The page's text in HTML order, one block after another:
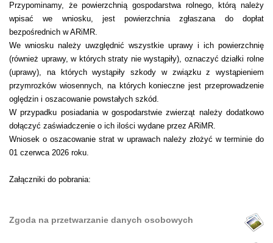
Przypominamy, że powierzchnią gospodarstwa rolnego, którą należy
wpisać we wniosku, jest powierzchnia zgłaszana do dopłat
bezpośrednich w ARiMR.
We wniosku należy uwzględnić wszystkie uprawy i ich powierzchnię
(również uprawy, w których straty nie wystąpiły), oznaczyć działki rolne
(uprawy), na których wystąpiły szkody w związku z wystąpieniem
przymrozków wiosennych, na których konieczne jest przeprowadzenie
oględzin i oszacowanie powstałych szkód.
W przypadku posiadania w gospodarstwie zwierząt należy dodatkowo
dołączyć zaświadczenie o ich ilości wydane przez ARiMR.
Wniosek o oszacowanie strat w uprawach należy złożyć w terminie do
01 czerwca 2026 roku.
Załączniki do pobrania:
Zgoda na przetwarzanie danych osobowych